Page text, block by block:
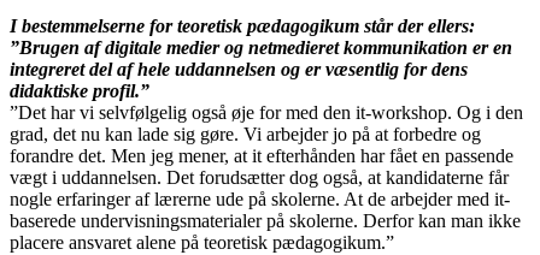
I bestemmelserne for teoretisk pædagogikum står der ellers:
”Brugen af digitale medier og netmedieret kommunikation er en
integreret del af hele uddannelsen og er væsentlig for dens
didaktiske profil.”
”Det har vi selvfølgelig også øje for med den it-workshop. Og i den
grad, det nu kan lade sig gøre. Vi arbejder jo på at forbedre og
forandre det. Men jeg mener, at it efterhånden har fået en passende
vægt i uddannelsen. Det forudsætter dog også, at kandidaterne får
nogle erfaringer af lærerne ude på skolerne. At de arbejder med it-
baserede undervisningsmaterialer på skolerne. Derfor kan man ikke
placere ansvaret alene på teoretisk pædagogikum.”